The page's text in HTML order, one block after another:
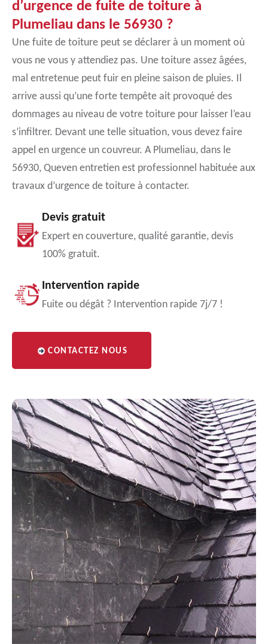
d’urgence de fuite de toiture à
Plumeliau dans le 56930 ?
Une fuite de toiture peut se déclarer à un moment où
vous ne vous y attendiez pas. Une toiture assez âgées,
mal entretenue peut fuir en pleine saison de pluies. Il
arrive aussi qu’une forte tempête ait provoqué des
dommages au niveau de votre toiture pour laisser l’eau
s’infiltrer. Devant une telle situation, vous devez faire
appel en urgence un couvreur. A Plumeliau, dans le
56930, Queven entretien est professionnel habituée aux
travaux d’urgence de toiture à contacter.
Devis gratuit
Expert en couverture, qualité garantie, devis
100% gratuit.
Intervention rapide
Fuite ou dégât ? Intervention rapide 7j/7 !
CONTACTEZ NOUS